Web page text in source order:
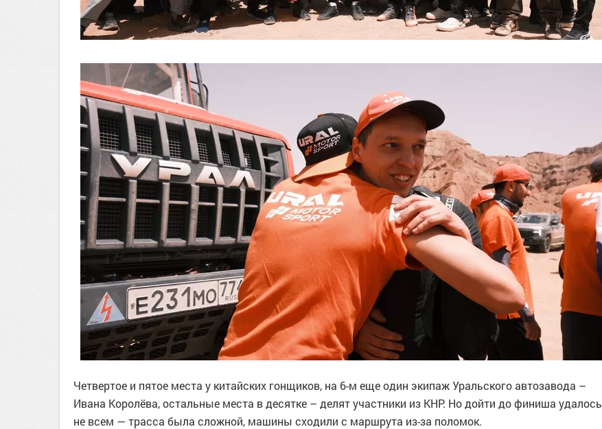
Четвертое и пятое места у китайских гонщиков, на 6-м еще один экипаж Уральского автозавода –
Ивана Королёва, остальные места в десятке – делят участники из КНР. Но дойти до финиша удалось
не всем — трасса была сложной, машины сходили с маршрута из-за поломок.